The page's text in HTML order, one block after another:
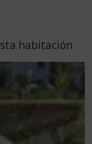
habitación